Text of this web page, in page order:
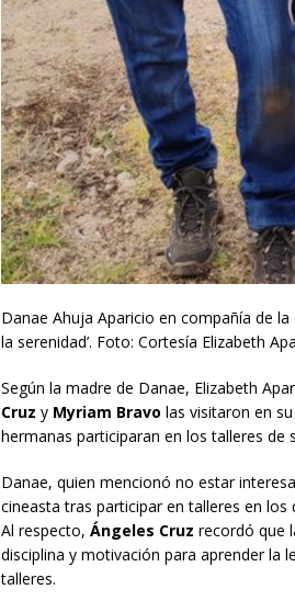
Danae Ahuja Aparicio en compañía de
la serenidad’. Foto: Cortesía Elizabeth
Según la madre de Danae, Elizabeth
Cruz y Myriam Bravo las visitaron en
hermanas participaran en los talleres
Danae, quien mencionó no estar
cineasta tras participar en talleres en
Al respecto, Ángeles Cruz recordó que
disciplina y motivación para aprender la
talleres.